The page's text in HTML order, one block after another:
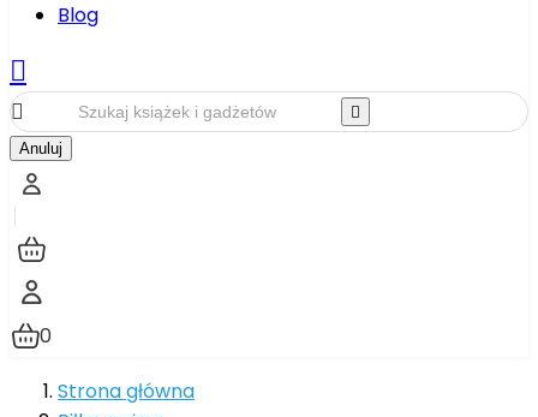
Blog



Anuluj
0
Strona główna